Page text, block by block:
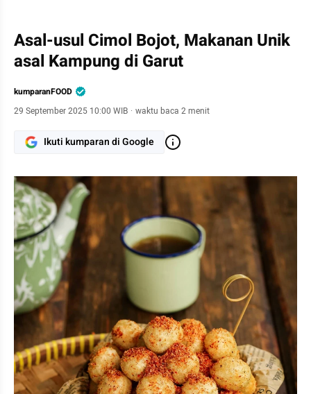
Asal-usul Cimol Bojot, Makanan Unik
asal Kampung di Garut
kumparanFOOD
29 September 2025 10:00 WIB · waktu baca 2 menit
Ikuti kumparan di Google